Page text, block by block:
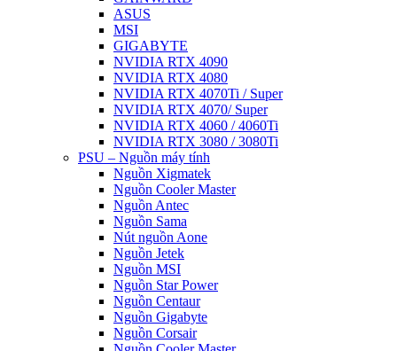
ASUS
MSI
GIGABYTE
NVIDIA RTX 4090
NVIDIA RTX 4080
NVIDIA RTX 4070Ti / Super
NVIDIA RTX 4070/ Super
NVIDIA RTX 4060 / 4060Ti
NVIDIA RTX 3080 / 3080Ti
PSU – Nguồn máy tính
Nguồn Xigmatek
Nguồn Cooler Master
Nguồn Antec
Nguồn Sama
Nút nguồn Aone
Nguồn Jetek
Nguồn MSI
Nguồn Star Power
Nguồn Centaur
Nguồn Gigabyte
Nguồn Corsair